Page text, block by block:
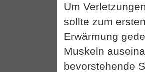
Um
sollte zum
Erwärmung
Muskeln
bevorstehende